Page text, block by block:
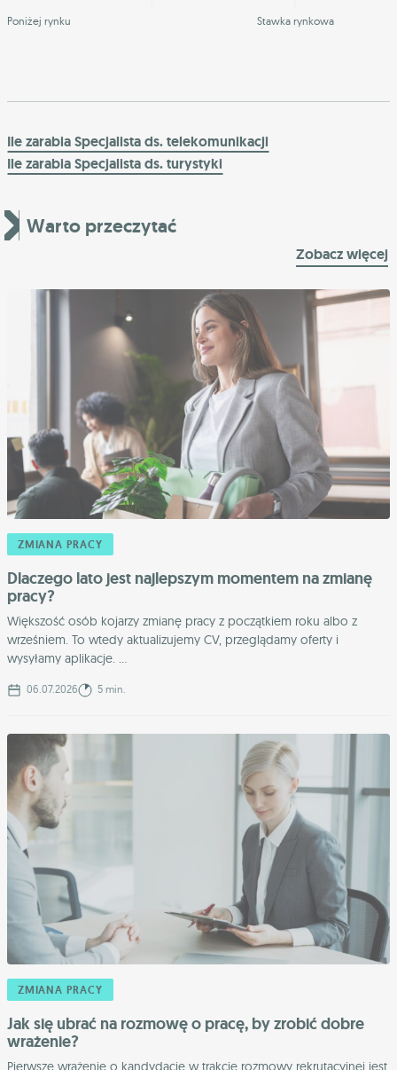
Poniżej rynku Stawka rynkowa
Ile zarabia Specjalista ds. telekomunikacji
Ile zarabia Specjalista ds. turystyki
Warto przeczytać
Zobacz więcej
ZMIANA PRACY
Dlaczego lato jest najlepszym momentem na zmianę
pracy?
Większość osób kojarzy zmianę pracy z początkiem roku albo z
wrześniem. To wtedy aktualizujemy CV, przeglądamy oferty i
wysyłamy aplikacje. ...
06.07.2026 5 min.
ZMIANA PRACY
Jak się ubrać na rozmowę o pracę, by zrobić dobre
wrażenie?
Pierwsze wrażenie o kandydacie w trakcie rozmowy rekrutacyjnej jest